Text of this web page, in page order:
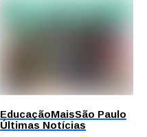
EducaçãoMaisSão Paulo
Últimas Notícias